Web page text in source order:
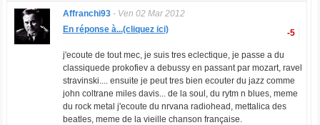
Affranchi93- Ven 02 Mar 2012
-5
En réponse à...(cliquez ici)
j'ecoute de tout mec, je suis tres eclectique, je passe a du
classiquede prokofiev a debussy en passant par mozart, ravel
stravinski.... ensuite je peut tres bien ecouter du jazz comme
john coltrane miles davis... de la soul, du rytm n blues, meme
du rock metal j'ecoute du nrvana radiohead, mettalica des
beatles, meme de la vieille chanson française.